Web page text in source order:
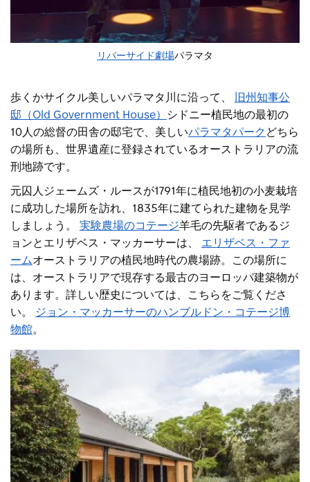
リバーサイド劇場パラマタ
歩くかサイクル美しいパラマタ川に沿って、
旧州知事公
邸（Old Government House）
シドニー植民地の最初の
10人の総督の田舎の邸宅で、美しいパラマタパーク どちら
の場所も、世界遺産に登録されているオーストラリアの流
刑地跡です。
元囚人ジェームズ・ルースが1791年に植民地初の小麦栽培
に成功した場所を訪れ、1835年に建てられた建物を見学
しましょう。
実験農場のコテージ羊毛の先駆者であるジ
ョンとエリザベス・マッカーサーは、
エリザベス・ファ
ームオーストラリアの植民地時代の農場跡。この場所に
は、オーストラリアで現存する最古のヨーロッパ建築物が
あります。詳しい歴史については、こちらをご覧くださ
い。
ジョン・マッカーサーのハンブルドン・コテージ博
物館。